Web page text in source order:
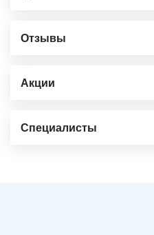
Отзывы
Акции
Специалисты